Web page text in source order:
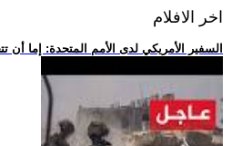
اخر الافلام
.. السفير الأمريكي لدى الأمم المتحدة: إما